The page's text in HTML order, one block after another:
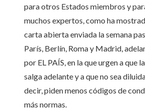
para otros Estados miembros y
muchos expertos, como ha
carta abierta enviada la semana
París, Berlín, Roma y Madrid,
por EL PAÍS, en la que urgen a que
salga adelante y a que no sea
decir, piden menos códigos de
más normas.